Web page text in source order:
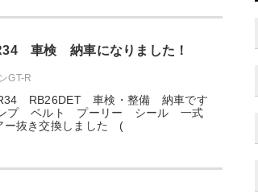
車検 納車になりました！
GT-R
RB26DET 車検・整備 納車です
ンプ ベルト プーリー シール 一式
ー抜き交換しました (